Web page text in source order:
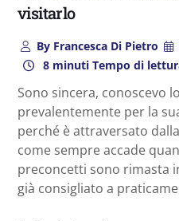
visitarlo
ByFrancesca Di Pietro
8 minuti Tempo di
Sono sincera, conoscevo lo
prevalentemente per la
perché è attraversato
come sempre accade
preconcetti sono rimasta
già consigliato a